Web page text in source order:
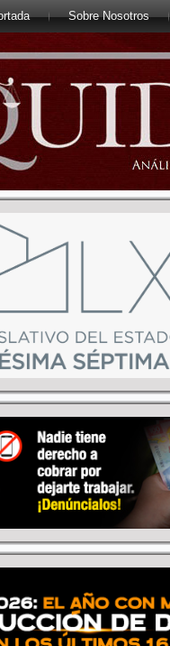
Sobre Nosotros